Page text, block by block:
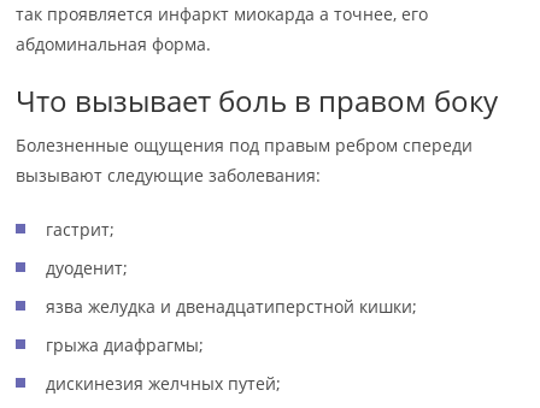
так проявляется инфаркт миокарда а точнее, его
абдоминальная форма.
Что вызывает боль в правом боку
Болезненные ощущения под правым ребром спереди
вызывают следующие заболевания:
гастрит;
дуоденит;
язва желудка и двенадцатиперстной кишки;
грыжа диафрагмы;
дискинезия желчных путей;